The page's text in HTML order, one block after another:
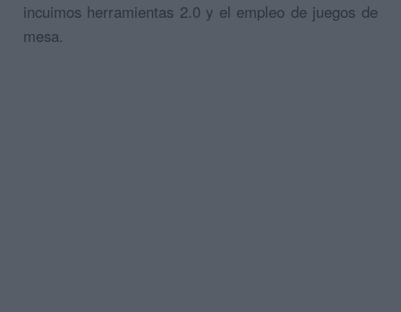
incuimos herramientas 2.0 y el empleo de juegos de
mesa.